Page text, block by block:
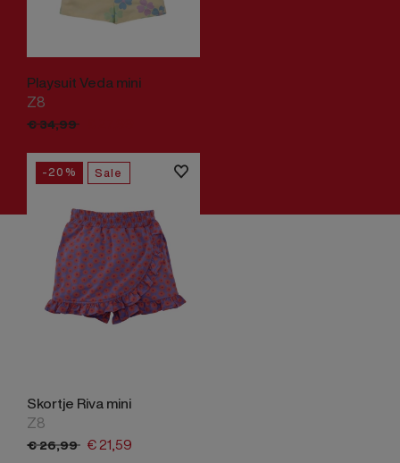
Playsuit Veda mini
Z8
€34,99
-20% Sale
Skortje Riva mini
Z8
€26,99 €21,59